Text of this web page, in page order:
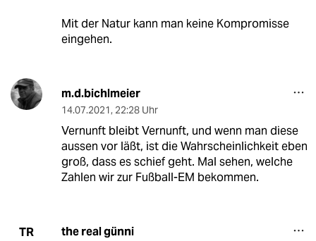
Mit der Natur kann man keine Kompromisse
eingehen.
m.d.bichlmeier
14.07.2021, 22:28 Uhr
Vernunft bleibt Vernunft, und wenn man diese
aussen vor läßt, ist die Wahrscheinlichkeit eben
groß, dass es schief geht. Mal sehen, welche
Zahlen wir zur Fußball-EM bekommen.
TR the real günni